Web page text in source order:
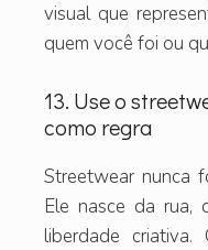
visual que
quem você foi ou
13. Use o
como regra
Streetwear nunca
Ele nasce da rua,
liberdade